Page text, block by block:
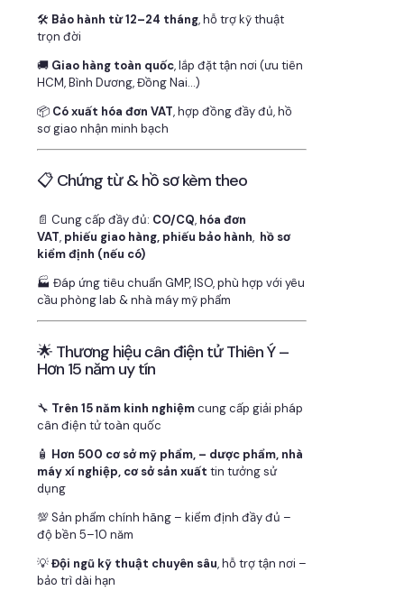
🛠 Bảo hành từ 12–24 tháng, hỗ trợ kỹ thuật
trọn đời
🚚 Giao hàng toàn quốc, lắp đặt tận nơi (ưu tiên
HCM, Bình Dương, Đồng Nai…)
📦 Có xuất hóa đơn VAT, hợp đồng đầy đủ, hồ
sơ giao nhận minh bạch
📋 Chứng từ & hồ sơ kèm theo
📄 Cung cấp đầy đủ: CO/CQ, hóa đơn
VAT, phiếu giao hàng, phiếu bảo hành, hồ sơ
kiểm định (nếu có)
🏭 Đáp ứng tiêu chuẩn GMP, ISO, phù hợp với yêu
cầu phòng lab & nhà máy mỹ phẩm
🌟 Thương hiệu cân điện tử Thiên Ý –
Hơn 15 năm uy tín
🔧 Trên 15 năm kinh nghiệmcung cấp giải pháp
cân điện tử toàn quốc
🧴 Hơn 500 cơ sở mỹ phẩm, – dược phẩm, nhà
máy xí nghiệp, cơ sở sản xuất tin tưởng sử
dụng
💯 Sản phẩm chính hãng – kiểm định đầy đủ –
độ bền 5–10 năm
💡Đội ngũ kỹ thuật chuyên sâu, hỗ trợ tận nơi –
bảo trì dài hạn